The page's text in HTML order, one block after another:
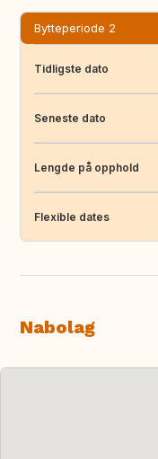
Bytteperiode 2
Tidligste dato
Seneste dato
Lengde på opphold
Flexible dates
Nabolag